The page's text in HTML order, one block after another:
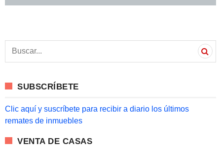
a
h
o
:
SUBSCRÍBETE
Clic aquí y suscríbete para recibir a diario los últimos
remates de inmuebles
VENTA DE CASAS